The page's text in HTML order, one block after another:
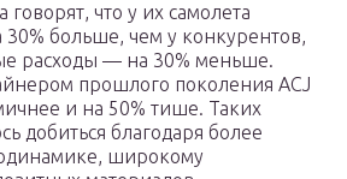
говорят, что у их самолета
30% больше, чем у конкурентов,
расходы — на 30% меньше.
прошлого поколения ACJ
и на 50% тише. Таких
добиться благодаря более
широкому